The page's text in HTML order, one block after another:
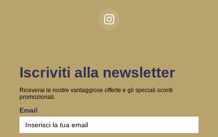
Iscriviti alla newsletter
Riceverai le nostre vantaggiose offerte e gli speciali sconti
promozionali.
Email